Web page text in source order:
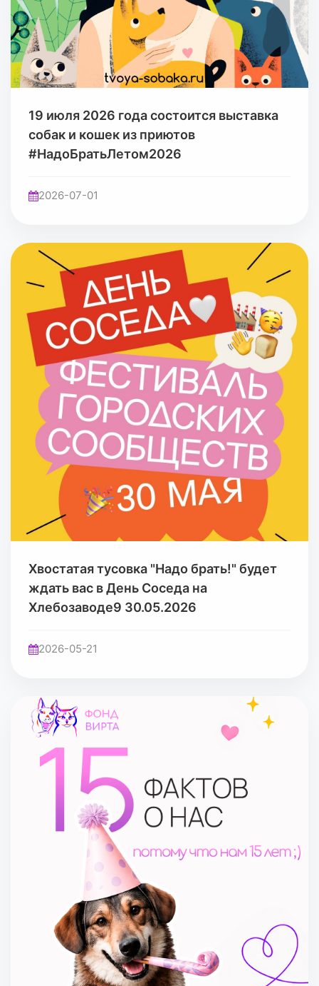
19 июля 2026 года состоится выставка
собак и кошек из приютов
#НадоБратьЛетом2026
2026-07-01
Хвостатая тусовка "Надо брать!" будет
ждать вас в День Соседа на
Хлебозаводе9 30.05.2026
2026-05-21